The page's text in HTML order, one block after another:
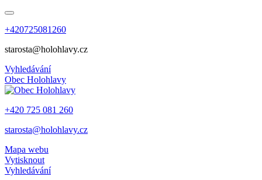
+420725081260
starosta@holohlavy.cz
Vyhledávání
Obec Holohlavy
+420 725 081 260
starosta@holohlavy.cz
Mapa webu
Vytisknout
Vyhledávání